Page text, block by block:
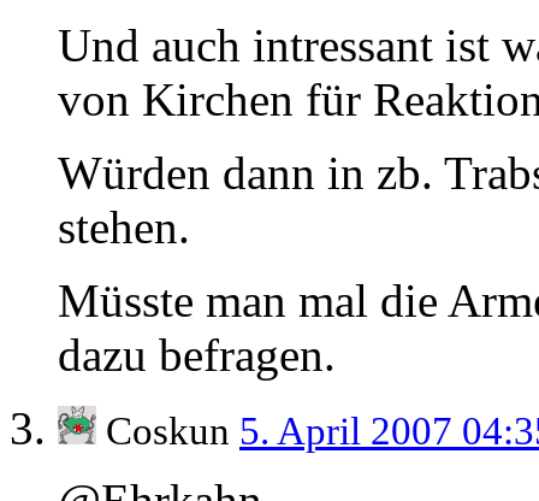
Und auch intressant ist
von Kirchen für
Würden dann in zb.
stehen.
Müsste man mal die
dazu befragen.
Coskun 5. April 2007